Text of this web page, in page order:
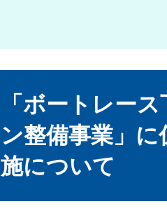
「ボートレー
ン整備事業」
施について